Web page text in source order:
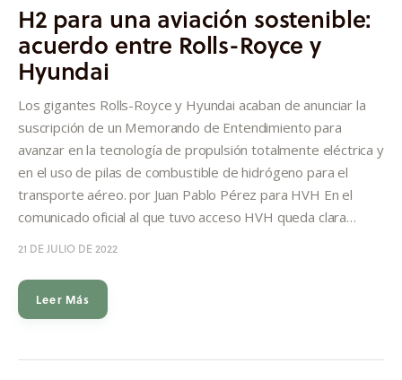
H2 para una aviación sostenible:
acuerdo entre Rolls-Royce y
Hyundai
Los gigantes Rolls-Royce y Hyundai acaban de anunciar la
suscripción de un Memorando de Entendimiento para
avanzar en la tecnología de propulsión totalmente eléctrica y
en el uso de pilas de combustible de hidrógeno para el
transporte aéreo. por Juan Pablo Pérez para HVH En el
comunicado oficial al que tuvo acceso HVH queda clara…
21 DE JULIO DE 2022
Leer Más